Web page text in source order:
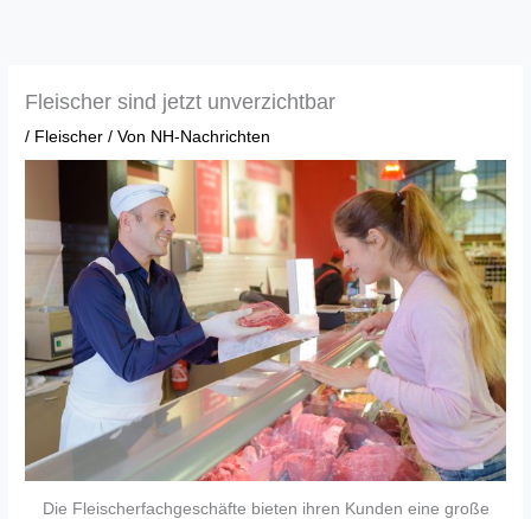
Fleischer sind jetzt unverzichtbar
/ Fleischer / Von NH-Nachrichten
Die Fleischerfachgeschäfte bieten ihren Kunden eine große